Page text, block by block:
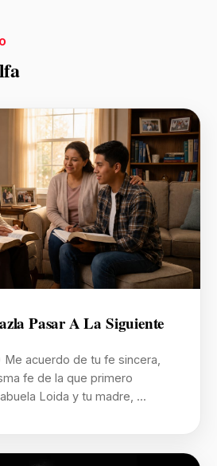
Pasar A La Siguiente
acuerdo de tu fe sincera,
fe de la que primero
Loida y tu madre, ...